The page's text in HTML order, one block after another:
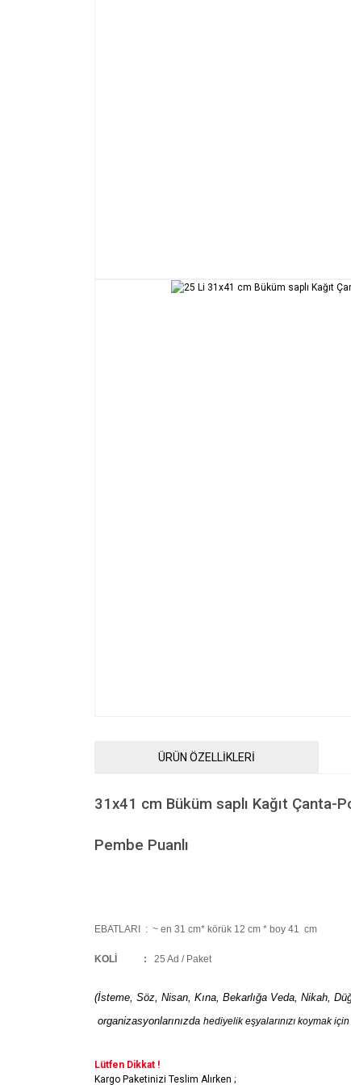
ÜRÜN ÖZELLİKLERİ
31x41 cm Büküm saplı Kağıt Çanta-
Pembe Puanlı
EBATLARI : ~ en 31 cm* körük 12 cm * boy 41 cm
KOLİ : 25 Ad / Paket
(İsteme, Söz, Nisan, Kına, Bekarlığa Veda, Nikah,
organizasyonlarınızda hediyelik eşyalarınızı koymak
Lütfen Dikkat !
Kargo Paketinizi Teslim Alırken ;